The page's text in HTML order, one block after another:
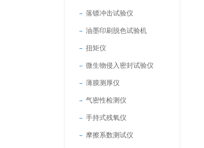
落镖冲击试验仪
油墨印刷脱色试验机
扭矩仪
微生物侵入密封试验仪
薄膜测厚仪
气密性检测仪
手持式残氧仪
摩擦系数测试仪